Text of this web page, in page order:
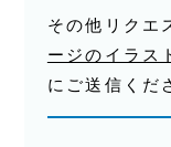
その他リクエ
ージのイラス
にご送信くだ